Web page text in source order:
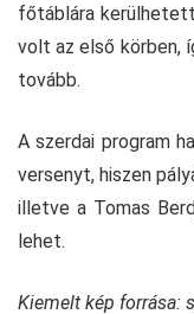
főtáblára
volt az első körben,
tovább.
A szerdai program
versenyt, hiszen
illetve a Tomas
lehet.
Kiemelt kép forrása: